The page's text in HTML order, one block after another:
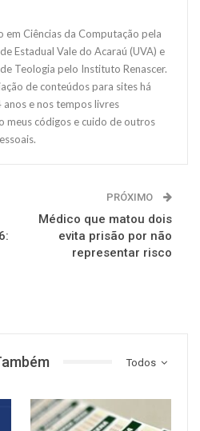
em Ciências da Computação pela
Estadual Vale do Acaraú (UVA) e
Teologia pelo Instituto Renascer.
de conteúdos para sites há
anos e nos tempos livres
meus códigos e cuido de outros
PRÓXIMO
Médico que matou dois
evita prisão por não
representar risco
Todos
NOTÍCIAS